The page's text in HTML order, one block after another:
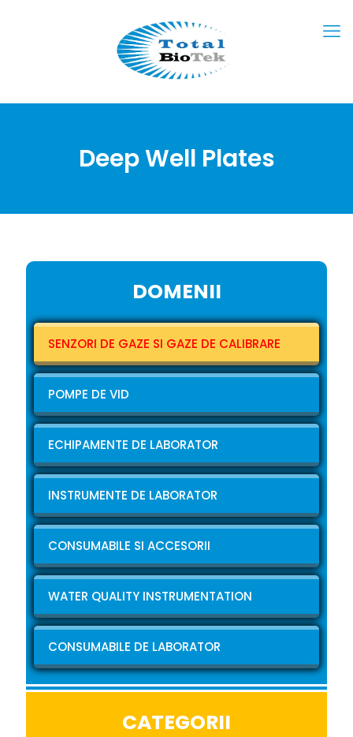
Deep Well Plates
DOMENII
SENZORI DE GAZE SI GAZE DE CALIBRARE
POMPE DE VID
ECHIPAMENTE DE LABORATOR
INSTRUMENTE DE LABORATOR
CONSUMABILE SI ACCESORII
WATER QUALITY INSTRUMENTATION
CONSUMABILE DE LABORATOR
CATEGORII